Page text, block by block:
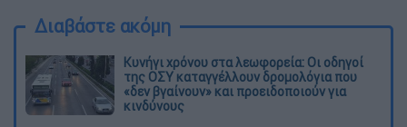
Διαβάστε ακόμη
Κυνήγι χρόνου στα λεωφορεία: Οι οδηγοί
της ΟΣΥ καταγγέλλουν δρομολόγια που
«δεν βγαίνουν» και προειδοποιούν για
κινδύνους